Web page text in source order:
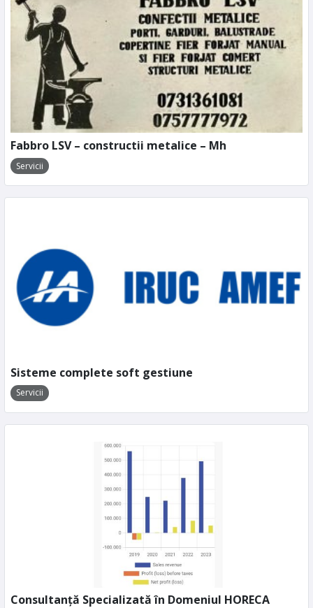
Fabbro LSV – constructii metalice – Mh
Servicii
Sisteme complete soft gestiune
Servicii
Consultanță Specializată în Domeniul HORECA